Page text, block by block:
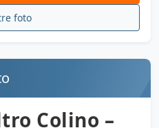
foto
Colino –